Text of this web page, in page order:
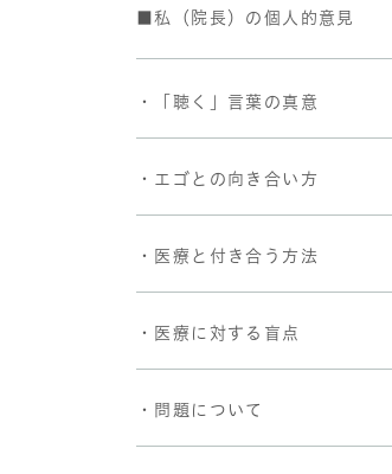
■私（院長）の個人的意見
・「聴く」言葉の真意
・エゴとの向き合い方
・医療と付き合う方法
・医療に対する盲点
・問題について